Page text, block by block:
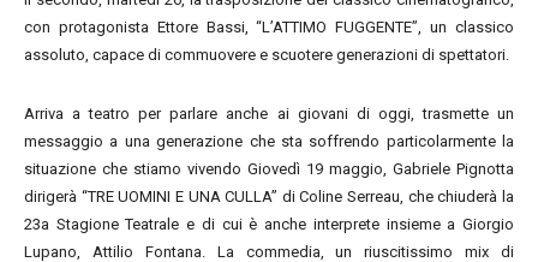
con protagonista Ettore Bassi, “L’ATTIMO FUGGENTE”, un classico
assoluto, capace di commuovere e scuotere generazioni di spettatori.
Arriva a teatro per parlare anche ai giovani di oggi, trasmette un
messaggio a una generazione che sta soffrendo particolarmente la
situazione che stiamo vivendo Giovedì 19 maggio, Gabriele Pignotta
dirigerà “TRE UOMINI E UNA CULLA” di Coline Serreau, che chiuderà la
23a Stagione Teatrale e di cui è anche interprete insieme a Giorgio
Lupano, Attilio Fontana. La commedia, un riuscitissimo mix di